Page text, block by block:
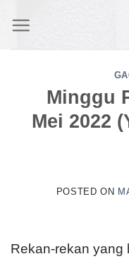
Minggu
Mei 2022
POSTED ON
Rekan-rekan yang